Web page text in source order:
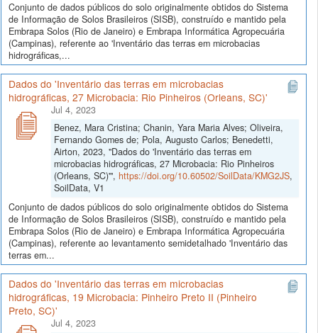
Conjunto de dados públicos do solo originalmente obtidos do Sistema
de Informação de Solos Brasileiros (SISB), construído e mantido pela
Embrapa Solos (Rio de Janeiro) e Embrapa Informática Agropecuária
(Campinas), referente ao 'Inventário das terras em microbacias
hidrográficas,...
Dados do 'Inventário das terras em microbacias
hidrográficas, 27 Microbacia: Rio Pinheiros (Orleans, SC)'
Jul 4, 2023
Benez, Mara Cristina; Chanin, Yara Maria Alves; Oliveira,
Fernando Gomes de; Pola, Augusto Carlos; Benedetti,
Airton, 2023, "Dados do 'Inventário das terras em
microbacias hidrográficas, 27 Microbacia: Rio Pinheiros
(Orleans, SC)'", https://doi.org/10.60502/SoilData/KMG2JS,
SoilData, V1
Conjunto de dados públicos do solo originalmente obtidos do Sistema
de Informação de Solos Brasileiros (SISB), construído e mantido pela
Embrapa Solos (Rio de Janeiro) e Embrapa Informática Agropecuária
(Campinas), referente ao levantamento semidetalhado 'Inventário das
terras em...
Dados do 'Inventário das terras em microbacias
hidrográficas, 19 Microbacia: Pinheiro Preto II (Pinheiro
Preto, SC)'
Jul 4, 2023